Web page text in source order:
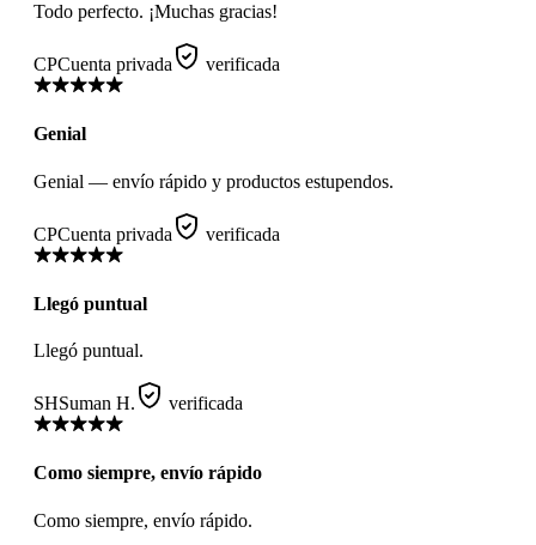
Todo perfecto. ¡Muchas gracias!
CPCuenta privada verificada
Genial
Genial — envío rápido y productos estupendos.
CPCuenta privada verificada
Llegó puntual
Llegó puntual.
SHSuman H. verificada
Como siempre, envío rápido
Como siempre, envío rápido.